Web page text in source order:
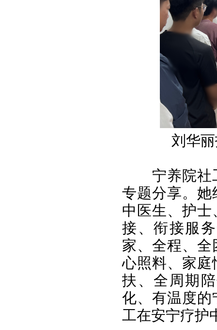
刘华
宁养院社
专题分享。
中医生、护
接、衔接服
家、全程、
心照料、家
扶、全周期
化、有温度
工在安宁疗护